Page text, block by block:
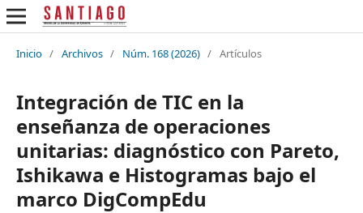
Inicio / Archivos / Núm. 168 (2026) / Artículos
Integración de TIC en la
enseñanza de operaciones
unitarias: diagnóstico con Pareto,
Ishikawa e Histogramas bajo el
marco DigCompEdu